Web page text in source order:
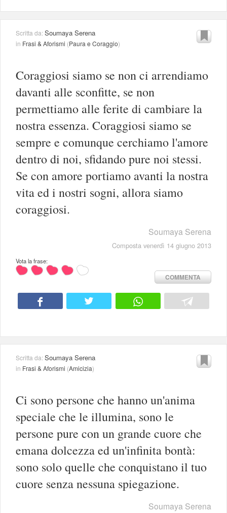
Scritta da:Soumaya Serena
in Frasi & Aforismi (Paura e Coraggio)
Coraggiosi siamo se non ci arrendiamo
davanti alle sconfitte, se non
permettiamo alle ferite di cambiare la
nostra essenza. Coraggiosi siamo se
sempre e comunque cerchiamo l'amore
dentro di noi, sfidando pure noi stessi.
Se con amore portiamo avanti la nostra
vita ed i nostri sogni, allora siamo
coraggiosi.
Soumaya Serena
Composta venerdì 14 giugno 2013
Vota la frase:
COMMENTA
Scritta da:Soumaya Serena
in Frasi & Aforismi (Amicizia)
Ci sono persone che hanno un'anima
speciale che le illumina, sono le
persone pure con un grande cuore che
emana dolcezza ed un'infinita bontà:
sono solo quelle che conquistano il tuo
cuore senza nessuna spiegazione.
Soumaya Serena